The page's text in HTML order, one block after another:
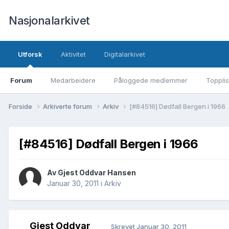
Nasjonalarkivet
Utforsk
Forum Medarbeidere Påloggede medlemmer
Aktivitet Digitalarkivet
Forside Arkiverte forum Arkiv [#84516] Dødfall Bergen i 1966
[#84516] Dødfall Bergen i 1966
Av Gjest Oddvar Hansen
Januar 30, 2011 i Arkiv
Gjest Oddvar SkrevetJanuar 30, 2011